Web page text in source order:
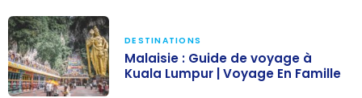
DESTINATIONS
Malaisie : Guide de voyage à
Kuala Lumpur | Voyage En Famille